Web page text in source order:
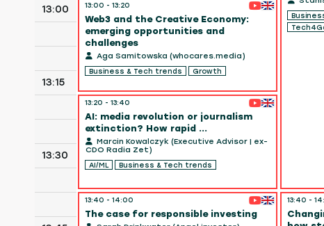
13:00
13:15
13:30
13:00 - 13:20
Web3 and the Creative Economy:
emerging opportunities and
challenges
Aga Samitowska (whocares.media)
Business & Tech trends
Growth
13:20 - 13:40
AI: media revolution or journalism
extinction? How rapid ...
Marcin Kowalczyk (Executive Advisor | ex-
CDO Radia Zet)
AI/ML
Business & Tech trends
13:40 - 14:00
The case for responsible investing
13:40 -